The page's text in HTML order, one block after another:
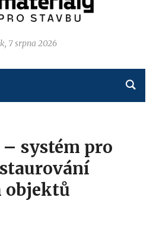
7 srpna 2026
systém pro